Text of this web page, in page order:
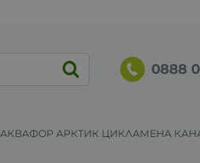
0888
АКВАФОР АРКТИК ЦИКЛАМЕНА